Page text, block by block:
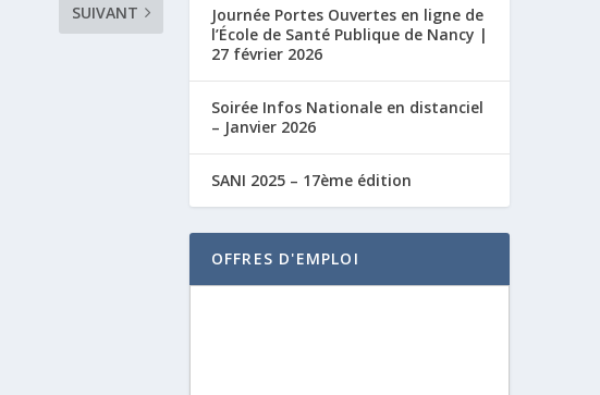
SUIVANT
Journée Portes Ouvertes en ligne de
l’École de Santé Publique de Nancy |
27 février 2026
Soirée Infos Nationale en distanciel
– Janvier 2026
SANI 2025 – 17ème édition
OFFRES D'EMPLOI